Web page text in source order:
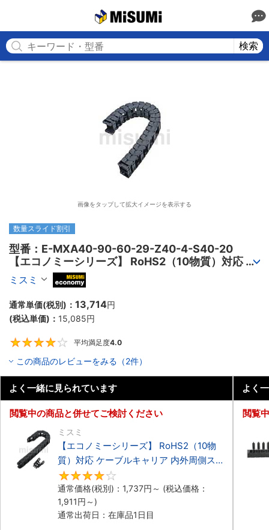
検索
画像をタップして拡大イメージを表示する
数量スライド割引
型番：E-MXA40-90-60-29-Z40-4-S40-20
【エコノミーシリーズ】 RoHS2（10物質）対応 ケ
ーブルキャリア 低発塵・低騒音タイプ
ミスミ
通常単価(税別)： 13,714円
(税込単価)： 15,085円
平均満足度4.0
この商品のレビューをみる（2件）
よく一緒に見られています
閲覧中の商品と併せてご検討ください
ミスミ
【エコノミーシリーズ】 RoHS2（10物
質）対応 ケーブルキャリア 内外周側ス
ナップ開閉タイプ
通常価格(税別)： 1,737円 ～ (税込価格：
1,911円 ～)
通常出荷日：在庫品1日目
よく
閲覧